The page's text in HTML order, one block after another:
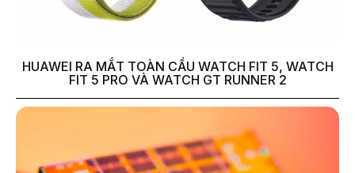
HUAWEI RA MẮT TOÀN CẦU WATCH FIT 5, WATCH
FIT 5 PRO VÀ WATCH GT RUNNER 2